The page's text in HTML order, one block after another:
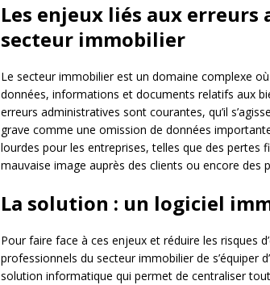
Les enjeux liés aux
secteur immobilier
Le secteur immobilier est un domaine complexe
données, informations et documents relatifs aux
erreurs administratives sont courantes, qu’il
grave comme une omission de données
lourdes pour les entreprises, telles que des pertes
mauvaise image auprès des clients ou encore des
La solution : un logiciel
Pour faire face à ces enjeux et réduire les risques
professionnels du secteur immobilier de s’équiper
solution informatique qui permet de centraliser